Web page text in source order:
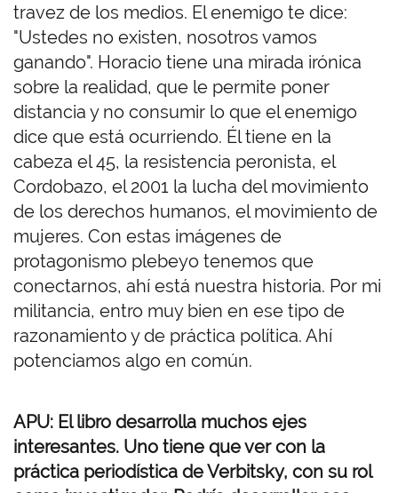
travez de los medios. El enemigo te dice:
"Ustedes no existen, nosotros vamos
ganando". Horacio tiene una mirada irónica
sobre la realidad, que le permite poner
distancia y no consumir lo que el enemigo
dice que está ocurriendo. Él tiene en la
cabeza el 45, la resistencia peronista, el
Cordobazo, el 2001 la lucha del movimiento
de los derechos humanos, el movimiento de
mujeres. Con estas imágenes de
protagonismo plebeyo tenemos que
conectarnos, ahí está nuestra historia. Por mi
militancia, entro muy bien en ese tipo de
razonamiento y de práctica política. Ahí
potenciamos algo en común.
APU: El libro desarrolla muchos ejes
interesantes. Uno tiene que ver con la
práctica periodística de Verbitsky, con su rol